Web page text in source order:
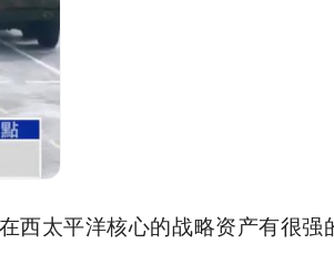
太平洋核心的战略资产有很